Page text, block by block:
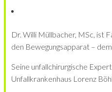
Dr. Willi Müllbacher, MSc, ist
den Bewegungsapparat –
Seine unfallchirurgische
Unfallkrankenhaus Lorenz